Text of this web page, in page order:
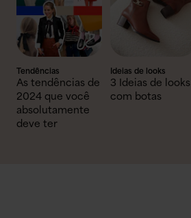
Tendências
As tendências de
2024 que você
absolutamente
deve ter
Ideias de looks
3 Ideias de looks
com botas